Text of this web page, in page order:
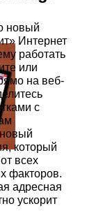
новый
Интернет
работать
или
на веб-
с
который
всех
факторов.
адресная
ускорит